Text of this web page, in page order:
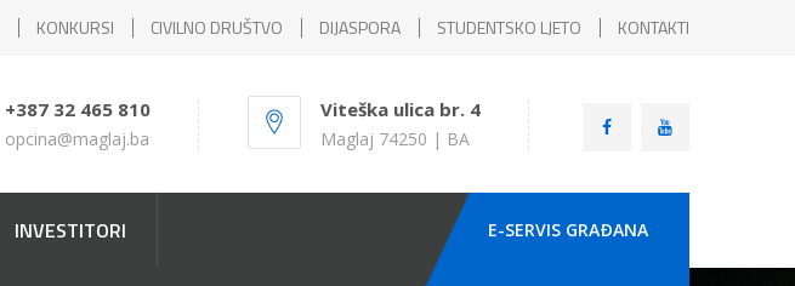
KONKURSI CIVILNO DRUŠTVO DIJASPORA STUDENTSKO LJETO KONTAKTI
+387 32 465 810
opcina@maglaj.ba
Viteška ulica br. 4
Maglaj 74250 | BA
INVESTITORI E-SERVIS GRAÐANA